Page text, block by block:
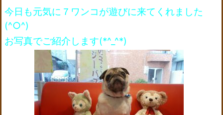
今日も元気に７ワンコが遊びに来てくれました
(^○^)
お写真でご紹介します(*^_^*)